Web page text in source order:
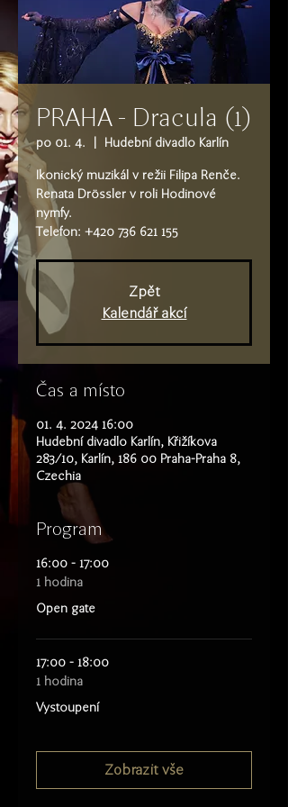
PRAHA - Dracula (1)
po 01. 4. Hudební divadlo Karlín
Ikonický muzikál v režii Filipa Renče.
Renata Drössler v roli Hodinové
nymfy.
Telefon: +420 736 621 155
Zpět
Kalendář akcí
Čas a místo
01. 4. 2024 16:00
Hudební divadlo Karlín, Křižíkova
283/10, Karlín, 186 00 Praha-Praha 8,
Czechia
Program
16:00 - 17:00
1 hodina
Open gate
17:00 - 18:00
1 hodina
Vystoupení
Zobrazit vše